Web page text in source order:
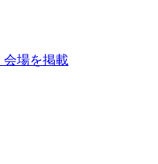
会場を掲載